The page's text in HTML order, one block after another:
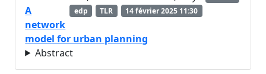
14 février 2025 11:30
TLR
edp
A
network
model for urban planning
Abstract